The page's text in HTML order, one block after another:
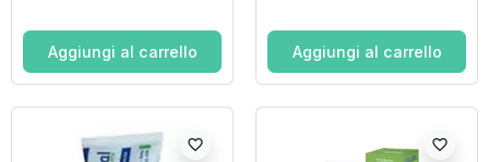
Aggiungi al carrello Aggiungi al carrello
favorite_border favorite_border